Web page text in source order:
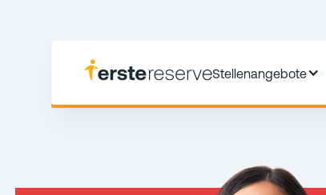
Stellenangebote